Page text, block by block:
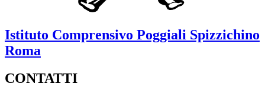
Istituto Comprensivo Poggiali Spizzichino
Roma
CONTATTI